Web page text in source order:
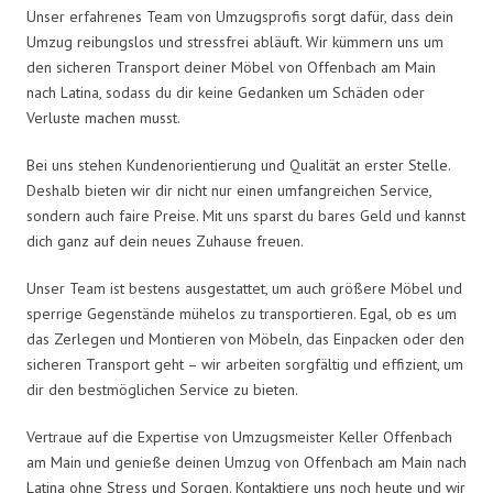
Unser erfahrenes Team von Umzugsprofis sorgt dafür, dass dein
Umzug reibungslos und stressfrei abläuft. Wir kümmern uns um
den sicheren Transport deiner Möbel von Offenbach am Main
nach Latina, sodass du dir keine Gedanken um Schäden oder
Verluste machen musst.
Bei uns stehen Kundenorientierung und Qualität an erster Stelle.
Deshalb bieten wir dir nicht nur einen umfangreichen Service,
sondern auch faire Preise. Mit uns sparst du bares Geld und kannst
dich ganz auf dein neues Zuhause freuen.
Unser Team ist bestens ausgestattet, um auch größere Möbel und
sperrige Gegenstände mühelos zu transportieren. Egal, ob es um
das Zerlegen und Montieren von Möbeln, das Einpacken oder den
sicheren Transport geht – wir arbeiten sorgfältig und effizient, um
dir den bestmöglichen Service zu bieten.
Vertraue auf die Expertise von Umzugsmeister Keller Offenbach
am Main und genieße deinen Umzug von Offenbach am Main nach
Latina ohne Stress und Sorgen. Kontaktiere uns noch heute und wir